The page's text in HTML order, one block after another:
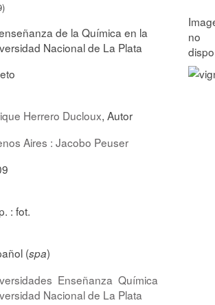
de la Química en la
Nacional de La Plata
Herrero Ducloux, Autor
Aires : Jacobo Peuser
: fot.
(spa)
Enseñanza Química
Nacional de La Plata